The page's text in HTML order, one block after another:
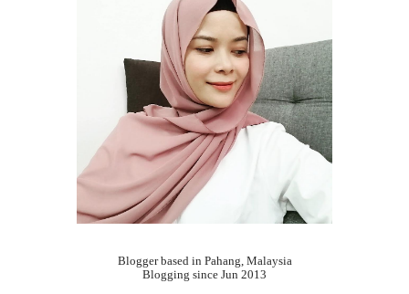
Blogger based in Pahang, Malaysia
Blogging since Jun 2013